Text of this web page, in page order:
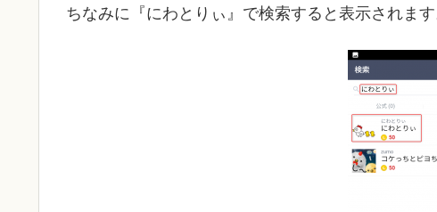
ちなみに『にわとりぃ』で検索すると表示されます